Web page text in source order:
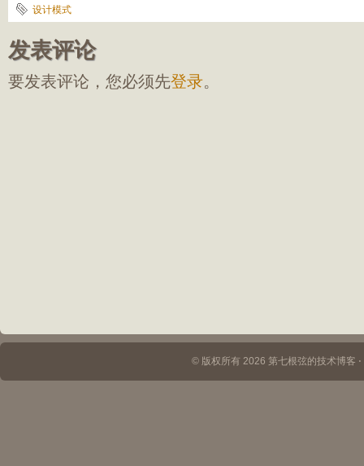
设计模式
发表评论
要发表评论，您必须先登录。
© 版权所有 2026 第七根弦的技术博客